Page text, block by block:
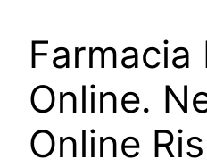
Farmacia
Online.
Online